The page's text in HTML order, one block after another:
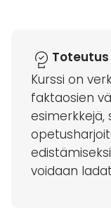
Toteutus
Kurssi on
faktaosien
esimerkkejä,
voidaan